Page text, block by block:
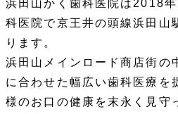
浜田山かく歯科医院は2018
科医院で京王井の頭線浜田山
ります。
浜田山メインロード商店街の
に合わせた幅広い歯科医療を
様のお口の健康を末永く見守